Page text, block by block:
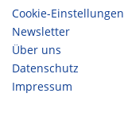
Cookie-Einstellungen
Newsletter
Über uns
Datenschutz
Impressum